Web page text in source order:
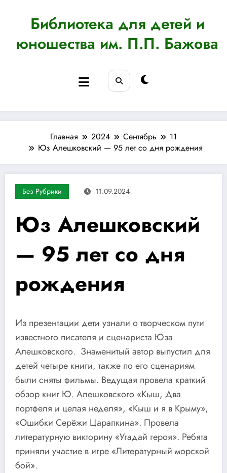
содержимомуБиблиотека для детей и
юношества им. П.П. Бажова
Главная 2024 Сентябрь
11
Юз Алешковский — 95 лет со дня рождения
Без Рубрики 11.09.2024
Юз Алешковский
— 95 лет со дня
рождения
Из презентации дети узнали о творческом пути
известного писателя и сценариста Юза
Алешковского. Знаменитый автор выпустил для
детей четыре книги, также по его сценариям
были сняты фильмы. Ведущая провела краткий
обзор книг Ю. Алешковского «Кыш, Два
портфеля и целая неделя», «Кыш и я в Крыму»,
«Ошибки Серёжи Царапкина». Провела
литературную викторину «Угадай героя». Ребята
приняли участие в игре «Литературный морской
бой».